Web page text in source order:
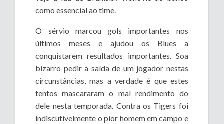
como essencial ao time.
O sérvio marcou gols importantes nos
últimos meses e ajudou os Blues a
conquistarem resultados importantes. Soa
bizarro pedir a saída de um jogador nestas
circunstâncias, mas a verdade é que estes
tentos mascararam o mal rendimento do
dele nesta temporada. Contra os Tigers foi
indiscutivelmente o pior homem em campo e